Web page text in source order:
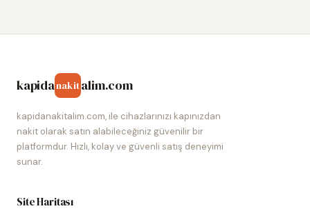
kapidanakitalim.com
kapidanakitalim.com, ile cihazlarınızı kapınızdan
nakit olarak satın alabileceğiniz güvenilir bir
platformdur. Hızlı, kolay ve güvenli satış deneyimi
sunar.
Site Haritası